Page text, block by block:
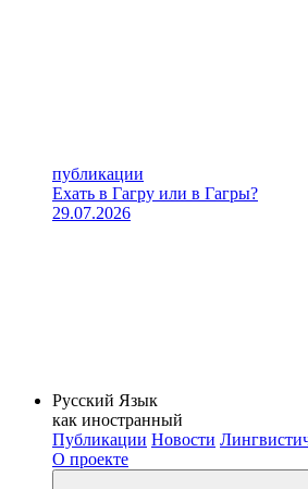
публикации
Ехать в Гагру или в Гагры?
29.07.2026
Русский Язык
как иностранный
Публикации Новости
О проекте